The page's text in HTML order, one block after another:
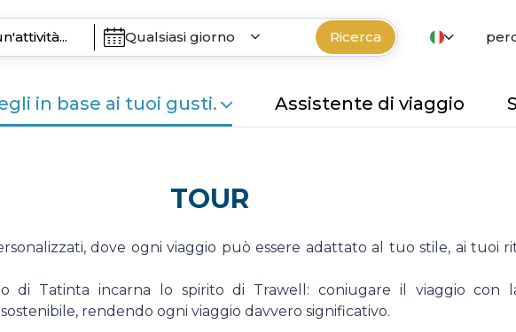
Qualsiasi giorno Ricerca
in base ai tuoi gusti. Assistente di viaggio
TOUR
dove ogni viaggio può essere adattato al tuo stile, ai tuoi
di Tatinta incarna lo spirito di Trawell: coniugare il viaggio con
rendendo ogni viaggio davvero significativo.